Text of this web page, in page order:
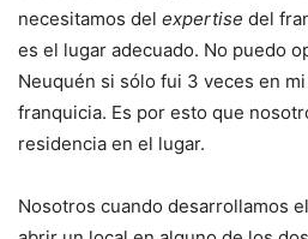
necesitamos del expertise del
es el lugar adecuado. No puedo
Neuquén si sólo fui 3 veces en
franquicia. Es por esto que
residencia en el lugar.
Nosotros cuando desarrollamos